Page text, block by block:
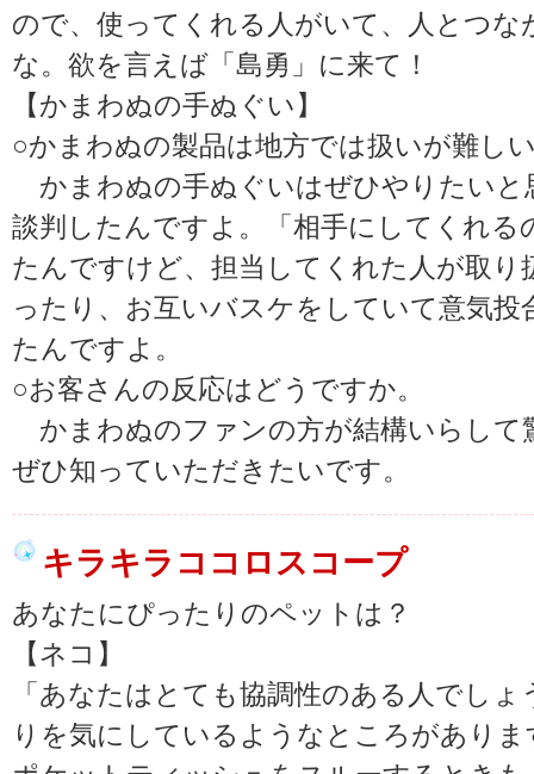
ので、使ってくれる人がいて、人とつ
な。欲を言えば「島勇」に来て！
【かまわぬの手ぬぐい】
○かまわぬの製品は地方では扱いが難し
かまわぬの手ぬぐいはぜひやりたいと
談判したんですよ。「相手にしてくれる
たんですけど、担当してくれた人が取り
ったり、お互いバスケをしていて意気
たんですよ。
○お客さんの反応はどうですか。
かまわぬのファンの方が結構いらして
ぜひ知っていただきたいです。
キラキラココロスコープ
あなたにぴったりのペットは？
【ネコ】
「あなたはとても協調性のある人でし
りを気にしているようなところがあり